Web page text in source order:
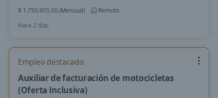
$ 1.750.905,00 (Mensual)
Remoto
Hace 2 días
Empleo destacado
Auxiliar de facturación de motocicletas
(Oferta Inclusiva)